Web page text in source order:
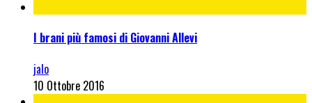
I brani più famosi di Giovanni Allevi
jalo
10 Ottobre 2016